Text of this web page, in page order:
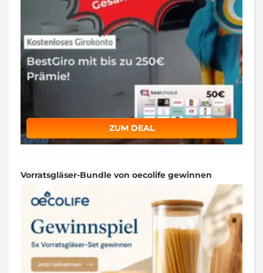
ZUM DEAL
Vorratsgläser-Bundle von oecolife gewinnen